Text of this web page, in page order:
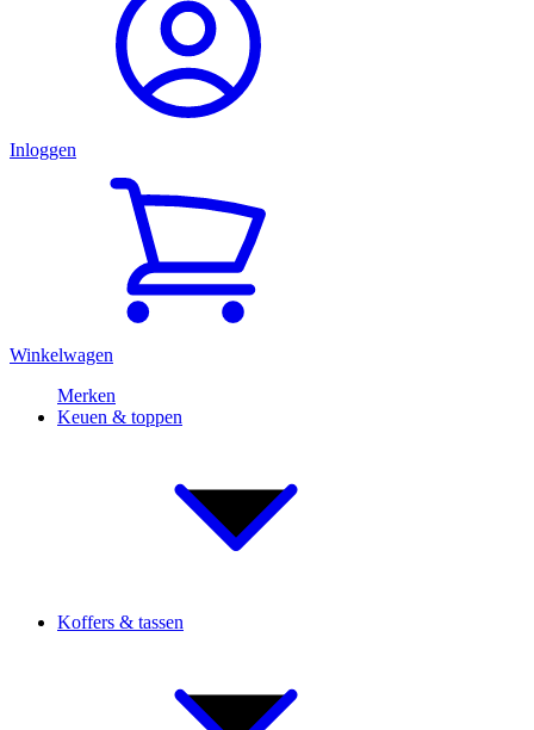
Inloggen
Winkelwagen
Merken
Keuen & toppen
Koffers & tassen